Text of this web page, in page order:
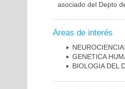
asociado del Depto
Áreas de interés
GENETICA
BIOLOGIA DEL